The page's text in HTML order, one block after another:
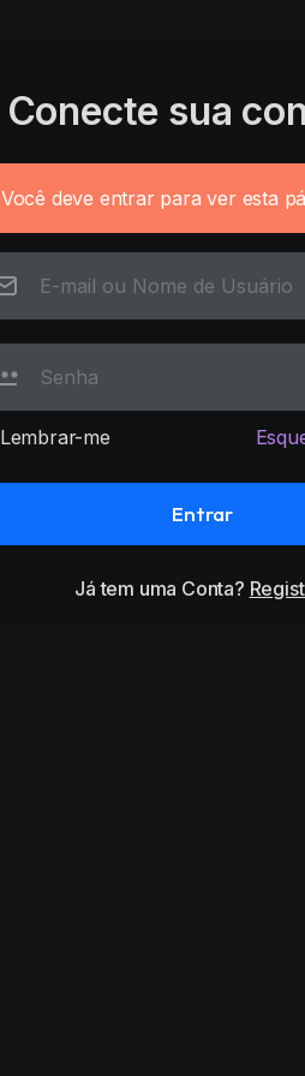
Conecte sua
Você deve entrar para ver esta
Lembrar-me
Entrar
Já tem uma Conta?